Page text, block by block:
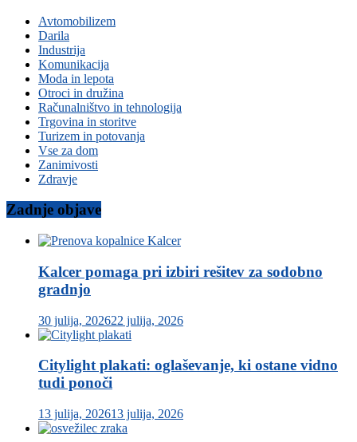
Avtomobilizem
Darila
Industrija
Komunikacija
Moda in lepota
Otroci in družina
Računalništvo in tehnologija
Trgovina in storitve
Turizem in potovanja
Vse za dom
Zanimivosti
Zdravje
Zadnje objave
Kalcer pomaga pri izbiri rešitev za sodobno
gradnjo
30 julija, 202622 julija, 2026
Citylight plakati: oglaševanje, ki ostane vidno
tudi ponoči
13 julija, 202613 julija, 2026